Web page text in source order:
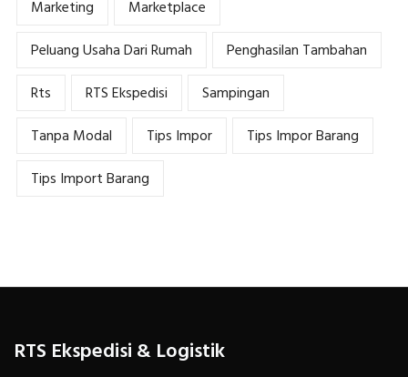
Marketing
Marketplace
Peluang Usaha Dari Rumah
Penghasilan Tambahan
Rts
RTS Ekspedisi
Sampingan
Tanpa Modal
Tips Impor
Tips Impor Barang
Tips Import Barang
RTS Ekspedisi & Logistik